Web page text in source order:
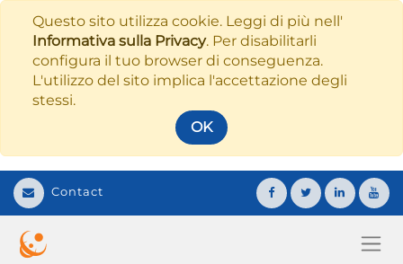
Questo sito utilizza cookie. Leggi di più nell'
Informativa sulla Privacy. Per disabilitarli
configura il tuo browser di conseguenza.
L'utilizzo del sito implica l'accettazione degli
stessi.
OK
Contact